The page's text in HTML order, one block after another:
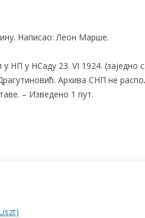
Написао: Леон Марше.
НП у НСаду 23. VI 1924. (заједно
Архива СНП не
– Изведено 1 пут.